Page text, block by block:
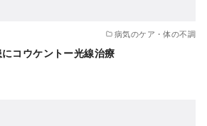
病気のケア・体の不調
コウケントー光線治療